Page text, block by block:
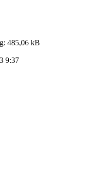
485,06 kB
9:37